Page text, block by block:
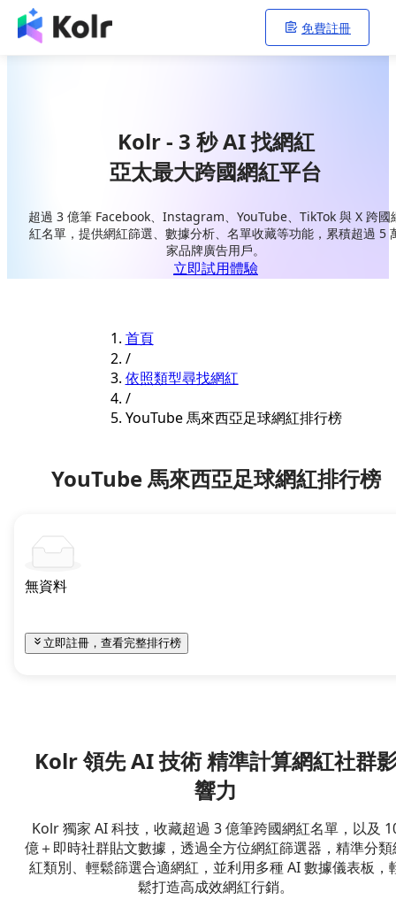
免費註冊
Kolr - 3 秒 AI 找網紅
亞太最大跨國網紅平台
超過 3 億筆 Facebook、Instagram、YouTube、TikTok 與 X 跨國
紅名單，提供網紅篩選、數據分析、名單收藏等功能，累積超過 5
家品牌廣告用戶。
立即試用體驗
首頁
/
依照類型尋找網紅
/
YouTube 馬來西亞足球網紅排行榜
YouTube 馬來西亞足球網紅排行榜
無資料
立即註冊，查看完整排行榜
Kolr 領先 AI 技術 精準計算網紅社群
響力
Kolr 獨家 AI 科技，收藏超過 3 億筆跨國網紅名單，以及
億＋即時社群貼文數據，透過全方位網紅篩選器，精準分類
紅類別、輕鬆篩選合適網紅，並利用多種 AI 數據儀表板，
鬆打造高成效網紅行銷。